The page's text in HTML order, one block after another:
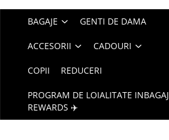
BAGAJE GENTI DE DAMA
ACCESORII CADOURI
COPII REDUCERI
PROGRAM DE LOIALITATE INBAGAJ
REWARDS ✈️